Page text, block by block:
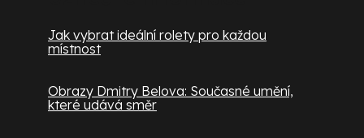
Jak vybrat ideální rolety pro každou
místnost
Obrazy Dmitry Belova: Současné umění,
které udává směr